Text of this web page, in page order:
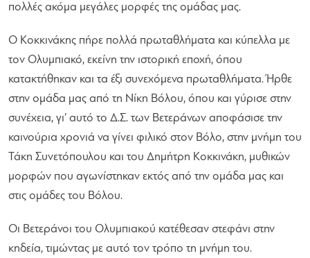
πολλές ακόμα μεγάλες μορφές της ομάδας μας.
Ο Κοκκινάκης πήρε πολλά πρωταθλήματα και κύπελλα με
τον Ολυμπιακό, εκείνη την ιστορική εποχή, όπου
κατακτήθηκαν και τα έξι συνεχόμενα πρωταθλήματα. Ήρθε
στην ομάδα μας από τη Νίκη Βόλου, όπου και γύρισε στην
συνέχεια, γι’ αυτό το Δ.Σ. των Βετεράνων αποφάσισε την
καινούρια χρονιά να γίνει φιλικό στον Βόλο, στην μνήμη του
Τάκη Συνετόπουλου και του Δημήτρη Κοκκινάκη, μυθικών
μορφών που αγωνίστηκαν εκτός από την ομάδα μας και
στις ομάδες του Βόλου.
Οι Βετεράνοι του Ολυμπιακού κατέθεσαν στεφάνι στην
κηδεία, τιμώντας με αυτό τον τρόπο τη μνήμη του.